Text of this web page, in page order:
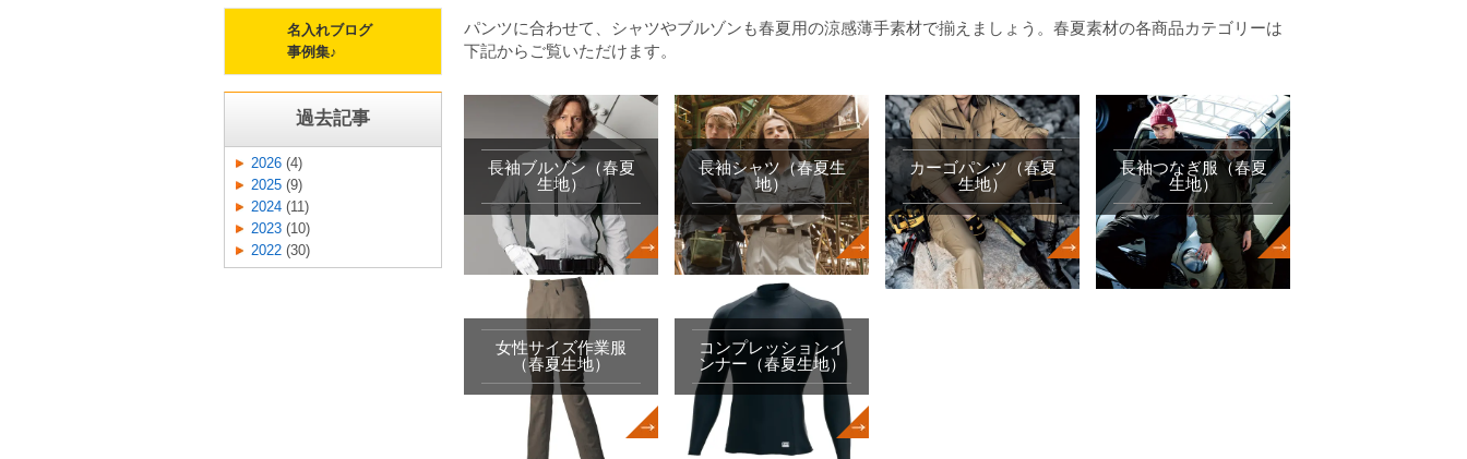
パンツに合わせて、シャツやブルゾンも春夏用の涼感薄手素材で揃えましょう。春夏素材の各商品カテゴリーは
下記からご覧いただけます。
長袖ブルゾン（春夏
生地）
長袖シャツ（春夏生
地）
カーゴパンツ（春夏
生地）
長袖つなぎ服（春夏
生地）
女性サイズ作業服
（春夏生地）
コンプレッションイ
ンナー（春夏生地）
名入れブログ
事例集♪
過去記事
2026 (4)
2025 (9)
2024 (11)
2023 (10)
2022 (30)